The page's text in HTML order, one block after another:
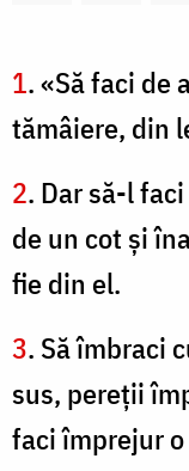
1. «Să faci de
tămâiere, din
2. Dar să-l
de un cot şi
fie din el.
3. Să îmbraci
sus, pereţii
faci împrejur